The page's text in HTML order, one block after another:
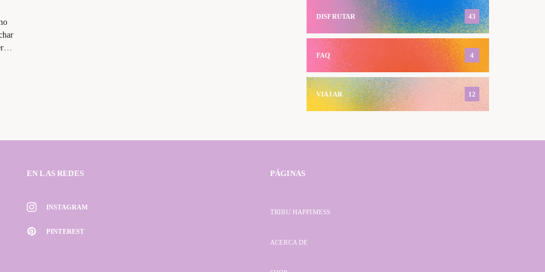
DISFRUTAR 43
FAQ 4
VIAJAR 12
EN LAS REDES
INSTAGRAM
PINTEREST
PÁGINAS
TRIBU HAPPIMESS
ACERCA DE